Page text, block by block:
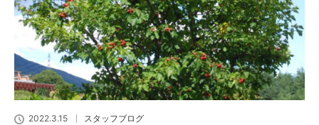
2022.3.15 スタッフブログ